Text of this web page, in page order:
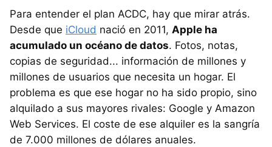
Para entender el plan ACDC, hay que mirar atrás.
Desde que iCloud nació en 2011, Apple ha
acumulado un océano de datos. Fotos, notas,
copias de seguridad... información de millones y
millones de usuarios que necesita un hogar. El
problema es que ese hogar no ha sido propio, sino
alquilado a sus mayores rivales: Google y Amazon
Web Services. El coste de ese alquiler es la sangría
de 7.000 millones de dólares anuales.